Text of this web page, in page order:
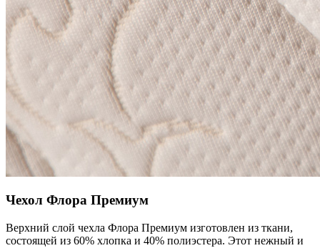
Чехол Флора Премиум
Верхний слой чехла Флора Премиум изготовлен из ткани,
состоящей из 60% хлопка и 40% полиэстера. Этот нежный и